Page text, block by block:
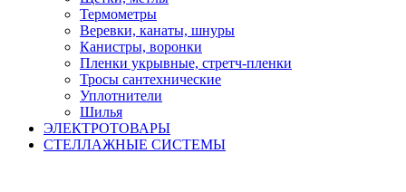
Термометры
Веревки, канаты, шнуры
Канистры, воронки
Пленки укрывные, стретч-пленки
Тросы сантехнические
Уплотнители
Шилья
ЭЛЕКТРОТОВАРЫ
СТЕЛЛАЖНЫЕ СИСТЕМЫ